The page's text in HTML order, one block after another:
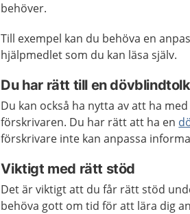
behöver.
Till exempel kan du behöva en
hjälpmedlet som du kan läsa själv.
Du har rätt till en dövblindtolk
Du kan också ha nytta av att ha
förskrivaren. Du har rätt att ha en
förskrivare inte kan anpassa
Viktigt med rätt stöd
Det är viktigt att du får rätt stöd
behöva gott om tid för att lära dig